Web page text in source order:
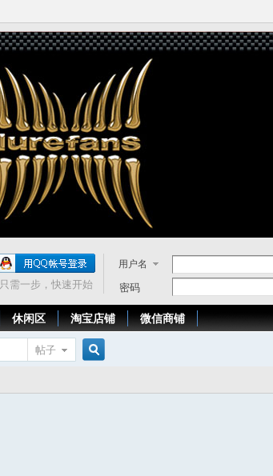
用户名
密码
只需一步，快速开始
休闲区 淘宝店铺 微信商铺
帖子